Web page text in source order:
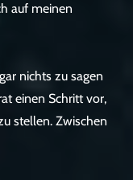
auf meinen
nichts zu sagen
einen Schritt vor,
stellen. Zwischen